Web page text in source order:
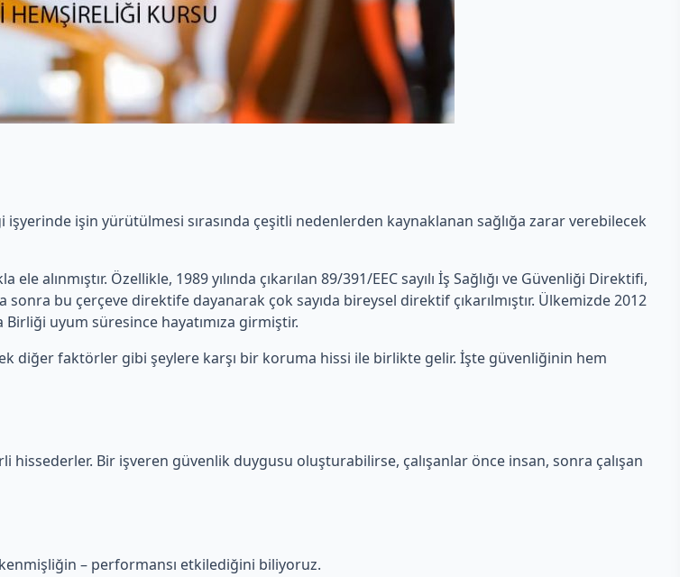
işyerinde işin yürütülmesi sırasında çeşitli nedenlerden kaynaklanan sağlığa zarar verebilecek
alınmıştır. Özellikle, 1989 yılında çıkarılan 89/391/EEC sayılı İş Sağlığı ve Güvenliği Direktifi,
bu çerçeve direktife dayanarak çok sayıda bireysel direktif çıkarılmıştır. Ülkemizde 2012
Birliği uyum süresince hayatımıza girmiştir.
diğer faktörler gibi şeylere karşı bir koruma hissi ile birlikte gelir. İşte güvenliğinin hem
Bir işveren güvenlik duygusu oluşturabilirse, çalışanlar önce insan, sonra çalışan
– performansı etkilediğini biliyoruz.